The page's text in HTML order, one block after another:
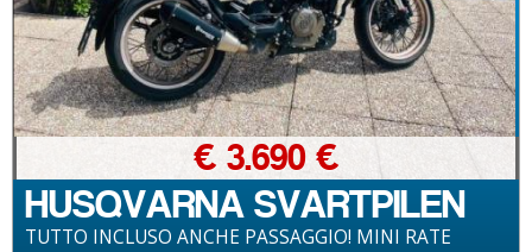
HUSQVARNA SVARTPILEN
TUTTO INCLUSO ANCHE PASSAGGIO! MINI RATE
€ 3.690 €